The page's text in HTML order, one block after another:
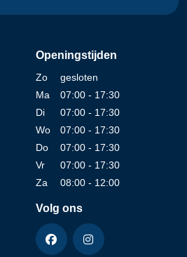
Openingstijden
Zo
gesloten
Ma
07:00 - 17:30
Di
07:00 - 17:30
Wo
07:00 - 17:30
Do
07:00 - 17:30
Vr
07:00 - 17:30
Za
08:00 - 12:00
Volg ons